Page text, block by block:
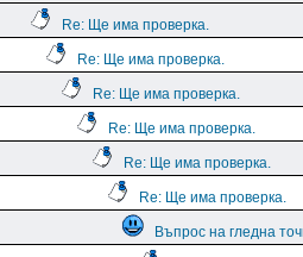
Re: Ще има проверка.
Re: Ще има проверка.
Re: Ще има проверка.
Re: Ще има проверка.
Re: Ще има проверка.
Re: Ще има проверка.
Въпрос на гледна